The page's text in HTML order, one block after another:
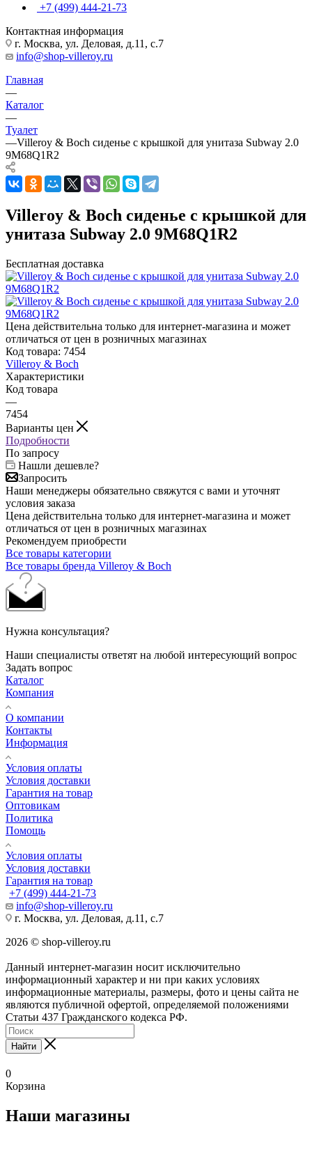
+7 (499) 444-21-73
Контактная информация
г. Москва, ул. Деловая, д.11, с.7
info@shop-villeroy.ru
Главная
—
Каталог
—
Туалет
—Villeroy & Boch сиденье с крышкой для унитаза Subway 2.0
9M68Q1R2
Villeroy & Boch сиденье с крышкой для
унитаза Subway 2.0 9M68Q1R2
Бесплатная доставка
Цена действительна только для интернет-магазина и может
отличаться от цен в розничных магазинах
Код товара: 7454
Villeroy & Boch
Характеристики
Код товара
—
7454
Варианты цен
Подробности
По запросу
Нашли дешевле?
Запросить
Наши менеджеры обязательно свяжутся с вами и уточнят
условия заказа
Цена действительна только для интернет-магазина и может
отличаться от цен в розничных магазинах
Рекомендуем приобрести
Все товары категории
Все товары бренда Villeroy & Boch
Нужна консультация?
Наши специалисты ответят на любой интересующий вопрос
Задать вопрос
Каталог
Компания
О компании
Контакты
Информация
Условия оплаты
Условия доставки
Гарантия на товар
Оптовикам
Политика
Помощь
Условия оплаты
Условия доставки
Гарантия на товар
+7 (499) 444-21-73
info@shop-villeroy.ru
г. Москва, ул. Деловая, д.11, с.7
2026 © shop-villeroy.ru
Данный интернет-магазин носит исключительно
информационный характер и ни при каких условиях
информационные материалы, размеры, фото и цены сайта не
являются публичной офертой, определяемой положениями
Статьи 437 Гражданского кодекса РФ.
Найти
0
Корзина
Наши магазины